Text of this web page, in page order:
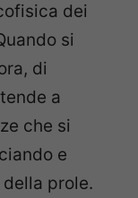
dei
si
di
a
che si
e
prole.